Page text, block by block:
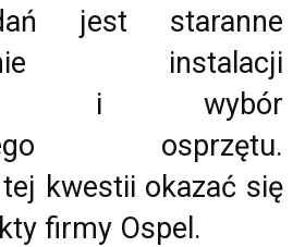
jest staranne
instalacji
i wybór
osprzętu.
kwestii okazać się
firmy Ospel.